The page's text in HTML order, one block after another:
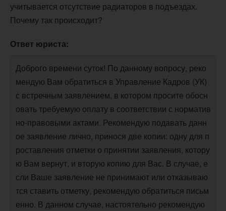
учитывается отсутствие радиаторов в подъездах.
Почему так происходит?
Ответ юриста:
Доброго времени суток! По данному вопросу, реко
мендую Вам обратиться в Управление Кадров (УК)
с встречным заявлением, в котором просите обосн
овать требуемую оплату в соответствии с норматив
но-правовыми актами. Рекомендую подавать данн
ое заявление лично, принося две копии: одну для п
роставления отметки о принятии заявления, котору
ю Вам вернут, и вторую копию для Вас. В случае, е
сли Ваше заявление не принимают или отказываю
тся ставить отметку, рекомендую обратиться письм
енно. В данном случае, настоятельно рекомендую